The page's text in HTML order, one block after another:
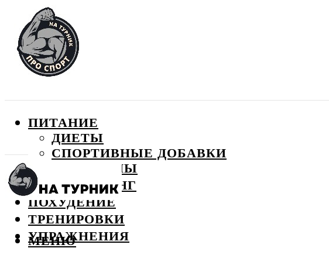
ПИТАНИЕ
ДИЕТЫ
СПОРТИВНЫЕ ДОБАВКИ
ВИТАМИНЫ
БОДИБИЛДИНГ
ПОХУДЕНИЕ
ТРЕНИРОВКИ
УПРАЖНЕНИЯ
МЕНЮ